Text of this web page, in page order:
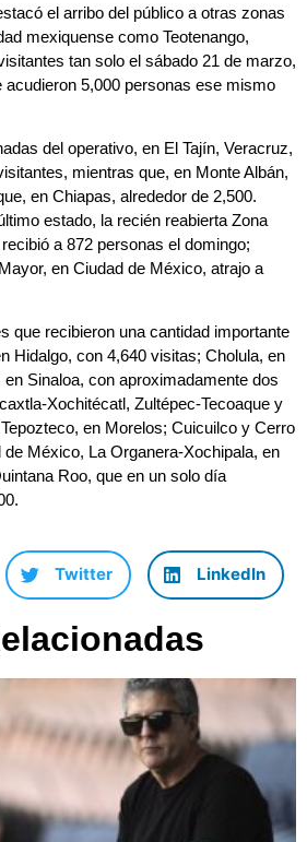
el arribo del público a otras zonas
mexiquense como Teotenango,
tan solo el sábado 21 de marzo,
acudieron 5,000 personas ese mismo
del operativo, en El Tajín, Veracruz,
mientras que, en Monte Albán,
en Chiapas, alrededor de 2,500.
estado, la recién reabierta Zona
a 872 personas el domingo;
en Ciudad de México, atrajo a
que recibieron una cantidad importante
Hidalgo, con 4,640 visitas; Cholula, en
Sinaloa, con aproximadamente dos
Xochitécatl, Zultépec-Tecoaque y
en Morelos; Cuicuilco y Cerro
México, La Organera-Xochipala, en
Roo, que en un solo día
Twitter LinkedIn